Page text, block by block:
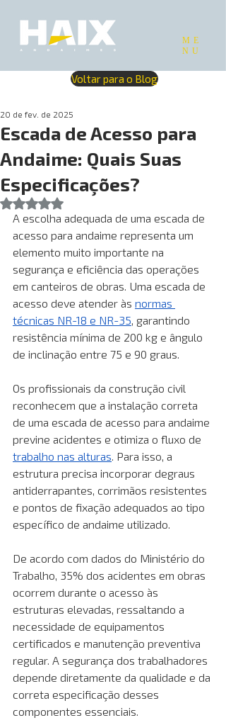
ME
NU
Voltar para o Blog
Escada de Acesso para
Andaime: Quais Suas
Especificações?
20 de fev. de 2025
Avaliado com NaN de 5 estrelas.
A escolha adequada de uma escada de
acesso para andaime representa um
elemento muito importante na
segurança e eficiência das operações
em canteiros de obras. Uma escada de
acesso deve atender às normas
técnicas NR-18 e NR-35, garantindo
resistência mínima de 200 kg e ângulo
de inclinação entre 75 e 90 graus.
Os profissionais da construção civil
reconhecem que a instalação correta
de uma escada de acesso para andaime
previne acidentes e otimiza o fluxo de
trabalho nas alturas. Para isso, a
estrutura precisa incorporar degraus
antiderrapantes, corrimãos resistentes
e pontos de fixação adequados ao tipo
específico de andaime utilizado.
De acordo com dados do Ministério do
Trabalho, 35% dos acidentes em obras
ocorrem durante o acesso às
estruturas elevadas, ressaltando a
necessidade de equipamentos
certificados e manutenção preventiva
regular. A segurança dos trabalhadores
depende diretamente da qualidade e da
correta especificação desses
componentes essenciais.